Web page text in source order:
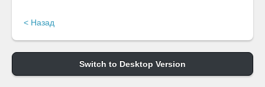
< Назад
Switch to Desktop Version